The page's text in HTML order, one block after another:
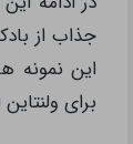
جذاب از
این نمونه
برای